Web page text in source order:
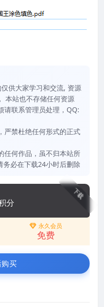
供大家学习和交流, 资源
本站也不存储任何资源
请联系管理员处理，QQ:
严禁杜绝任何形式的正式
任何作品，虽不归本站所
务必在下载24小时后删除
下载
分
永久会员
免费
购买